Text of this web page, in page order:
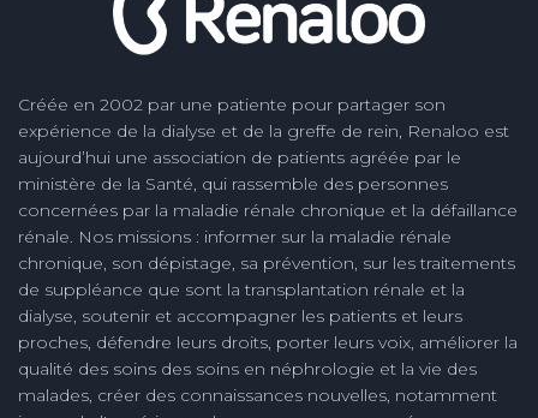
Créée en 2002 par une patiente pour partager son
expérience de la dialyse et de la greffe de rein, Renaloo est
aujourd’hui une association de patients agréée par le
ministère de la Santé, qui rassemble des personnes
concernées par la maladie rénale chronique et la défaillance
rénale. Nos missions : informer sur la maladie rénale
chronique, son dépistage, sa prévention, sur les traitements
de suppléance que sont la transplantation rénale et la
dialyse, soutenir et accompagner les patients et leurs
proches, défendre leurs droits, porter leurs voix, améliorer la
qualité des soins des soins en néphrologie et la vie des
malades, créer des connaissances nouvelles, notamment